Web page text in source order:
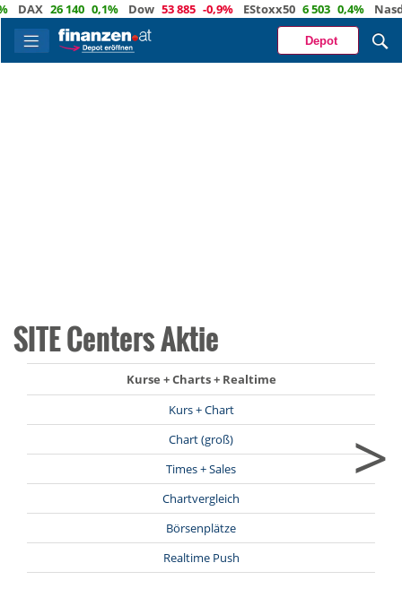
26 140 0,1% Dow 53 885 -0,9% EStoxx50 6 503 0,4% Nasdaq
Depot
SITE Centers Aktie
Kurse + Charts + Realtime
Kurs + Chart
Chart (groß)
Times + Sales
Chartvergleich
Börsenplätze
Realtime Push
>